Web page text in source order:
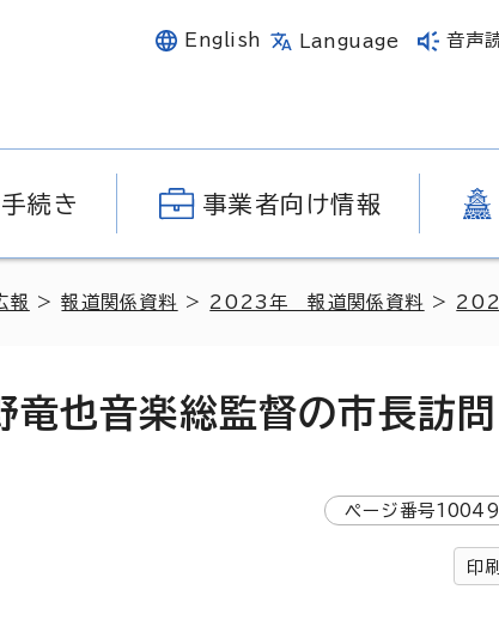
English Language 音声
手続き 事業者向け情報
報 >報道関係資料 > 2023年 報道関係資料 >
也音楽総監督の市長訪問
ページ番号
印刷